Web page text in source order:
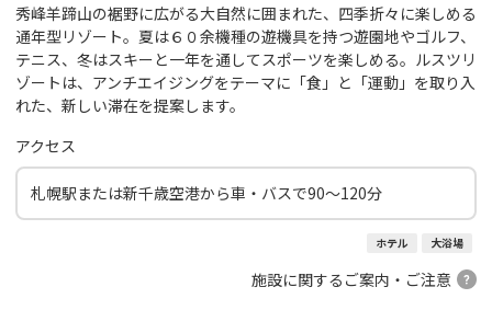
秀峰羊蹄山の裾野に広がる大自然に囲まれた、四季折々に楽しめる
通年型リゾート。夏は６０余機種の遊機具を持つ遊園地やゴルフ、
テニス、冬はスキーと一年を通してスポーツを楽しめる。ルスツリ
ゾートは、アンチエイジングをテーマに「食」と「運動」を取り入
れた、新しい滞在を提案します。
アクセス
札幌駅または新千歳空港から車・バスで90～120分
ホテル 大浴場
施設に関するご案内・ご注意